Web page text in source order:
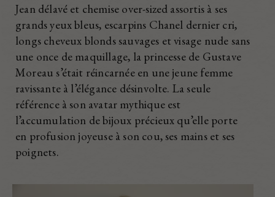
Jean délavé et chemise over-sized assortis à ses
grands yeux bleus, escarpins Chanel dernier cri,
longs cheveux blonds sauvages et visage nude sans
une once de maquillage, la princesse de Gustave
Moreau s’était réincarnée en une jeune femme
ravissante à l’élégance désinvolte. La seule
référence à son avatar mythique est
l’accumulation de bijoux précieux qu’elle porte
en profusion joyeuse à son cou, ses mains et ses
poignets.